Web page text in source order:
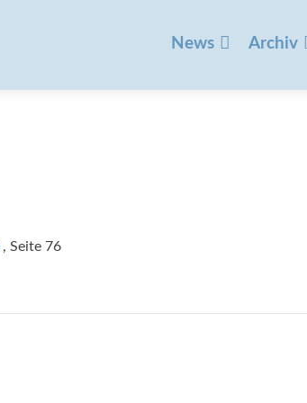
springen
News Archiv
, Seite 76